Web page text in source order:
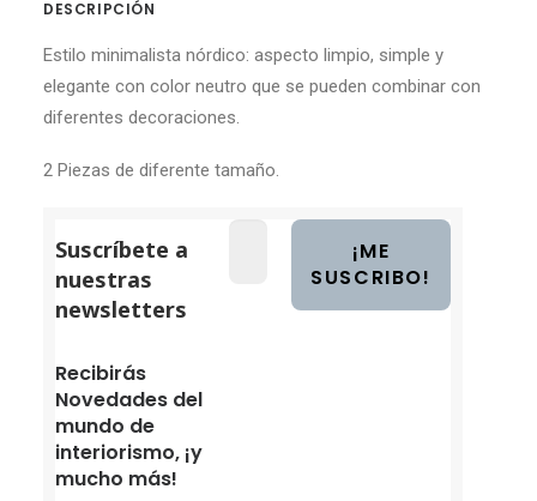
DESCRIPCIÓN
Estilo minimalista nórdico: aspecto limpio, simple y
elegante con color neutro que se pueden combinar con
diferentes decoraciones.
2 Piezas de diferente tamaño.
Suscríbete a
nuestras
newsletters
Recibirás
Novedades del
mundo de
interiorismo, ¡y
mucho más!